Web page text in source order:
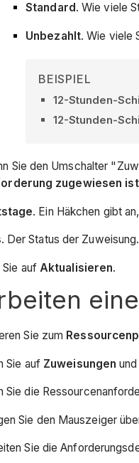
Standard . Wie viele
Unbezahlt. Wie viele
BEISPIEL
12-Stunden-
12-Stunden-
Sie den Umschalter
zugewiesen ist
. Ein Häkchen gibt
. Der Status der Zuweisung.
auf Aktualisieren.
Sie zum
Sie auf Zuweisungen
Sie die
Sie den Mauszeiger
Sie die